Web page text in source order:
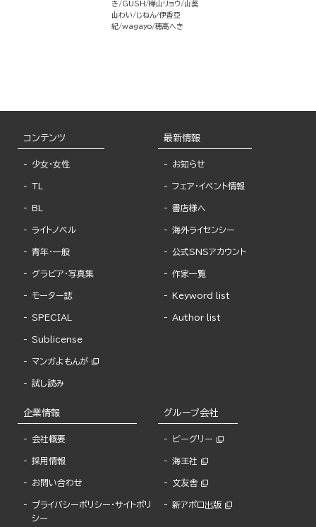
き
GUSH 樺山リョウ 山葵
山わい
じねん 伊香亞
紀 wagayo 穂高へき
コンテンツ
少女・女性
TL
BL
ライトノベル
青年・一般
グラビア・写真集
モーター誌
SPECIAL
Sublicense
マンガよもんが
試し読み
最新情報
お知らせ
フェア・イベント情報
書店様へ
海外ライセンシー
公式SNSアカウント
作家一覧
Keyword list
Author list
企業情報
会社概要
採用情報
お問い合わせ
プライバシーポリシー・サイトポリ
シー
グループ会社
ビーグリー
海王社
文友舎
新アポロ出版